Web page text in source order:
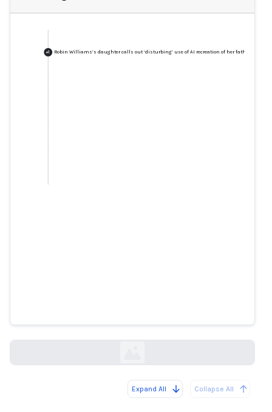
+1 Robin Williams’s daughter calls out ‘disturbing’ use of AI recreation of her father
Expand All Collapse All